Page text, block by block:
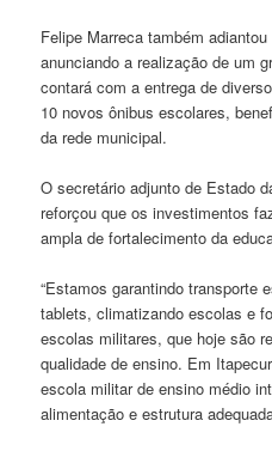
Felipe Marreca também
anunciando a realização de um
contará com a entrega de
10 novos ônibus escolares,
da rede municipal.
O secretário adjunto de Estado
reforçou que os investimentos
ampla de fortalecimento da
“Estamos garantindo transporte
tablets, climatizando escolas e
escolas militares, que hoje são
qualidade de ensino. Em
escola militar de ensino médio
alimentação e estrutura